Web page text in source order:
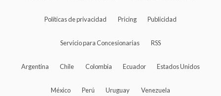
Políticas de privacidad Pricing Publicidad
Servicio para Concesionarias RSS
Argentina Chile Colombia Ecuador Estados Unidos
México Perú Uruguay Venezuela